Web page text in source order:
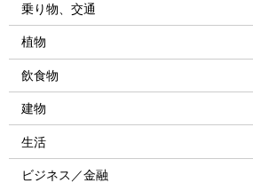
乗り物、交通
植物
飲食物
建物
生活
ビジネス／金融